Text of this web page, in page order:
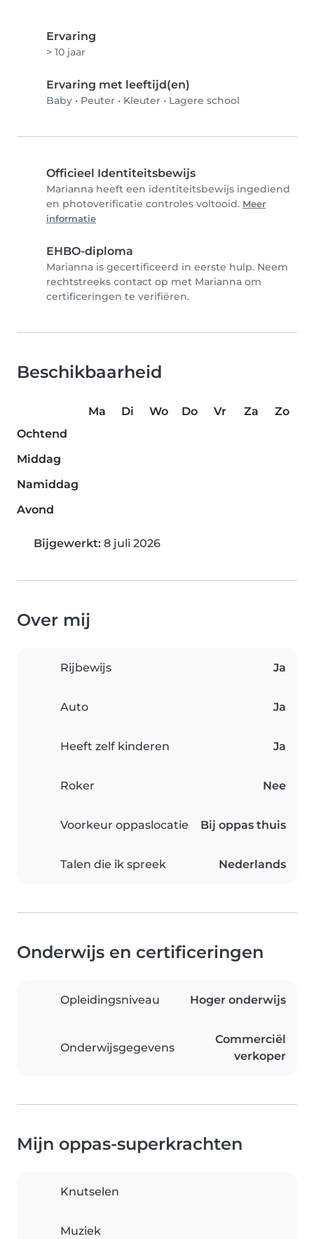
Ervaring
> 10 jaar
Ervaring met leeftijd(en)
Baby • Peuter • Kleuter • Lagere school
Officieel Identiteitsbewijs
Marianna heeft een identiteitsbewijs ingediend
en photoverificatie controles voltooid. Meer
informatie
EHBO-diploma
Marianna is gecertificeerd in eerste hulp. Neem
rechtstreeks contact op met Marianna om
certificeringen te verifiëren.
Beschikbaarheid
Ma Di Wo Do Vr Za
Zo
Ochtend
Middag
Namiddag
Avond
Bijgewerkt: 8 juli 2026
Over mij
Rijbewijs Ja
Auto Ja
Heeft zelf kinderen Ja
Roker Nee
Voorkeur oppaslocatie Bij oppas thuis
Talen die ik spreek Nederlands
Onderwijs en certificeringen
Opleidingsniveau Hoger onderwijs
Onderwijsgegevens
Commerciël
verkoper
Mijn oppas-superkrachten
Knutselen
Muziek